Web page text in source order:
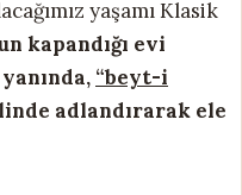
yaşamı Klasik
kapandığı evi
yanında, “beyt-i
adlandırarak ele